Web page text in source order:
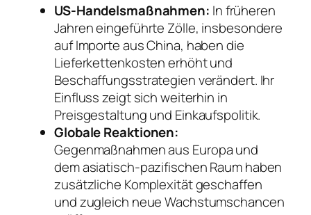
US-Handelsmaßnahmen: In früheren
Jahren eingeführte Zölle, insbesondere
auf Importe aus China, haben die
Lieferkettenkosten erhöht und
Beschaffungsstrategien verändert. Ihr
Einfluss zeigt sich weiterhin in
Preisgestaltung und Einkaufspolitik.
Globale Reaktionen:
Gegenmaßnahmen aus Europa und
dem asiatisch-pazifischen Raum haben
zusätzliche Komplexität geschaffen
und zugleich neue Wachstumschancen